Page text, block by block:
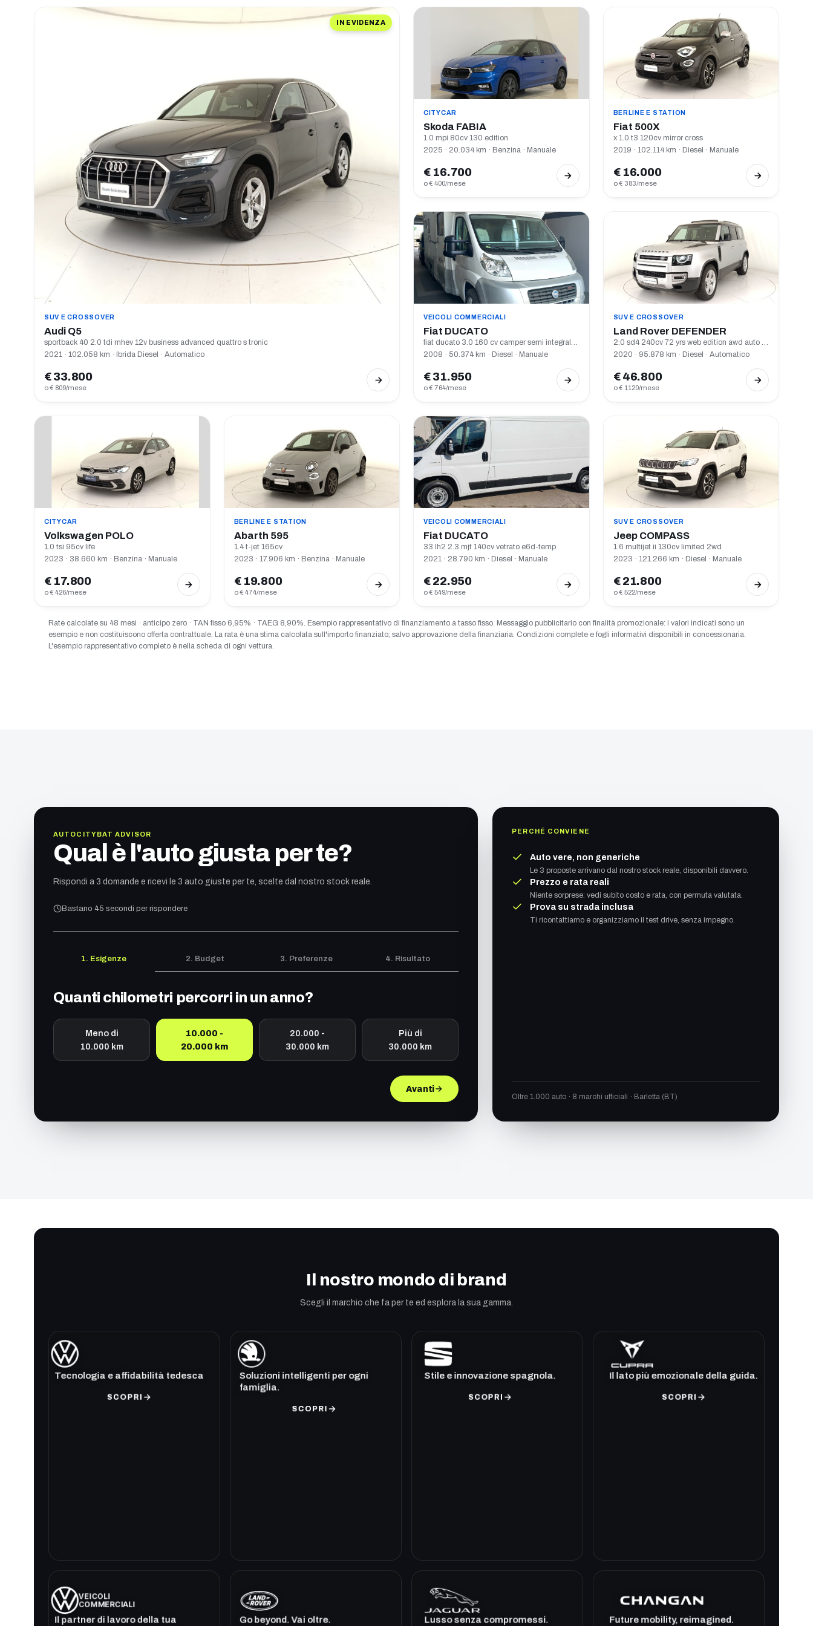
IN EVIDENZA
SUV E CROSSOVER
Audi Q5
sportback 40 2.0 tdi mhev 12v business advanced quattro s tronic
2021 · 102.058 km · Ibrida Diesel · Automatico
€ 33.800
o € 809/mese
CITYCAR
Skoda FABIA
1.0 mpi 80cv 130 edition
2025 · 20.034 km · Benzina · Manuale
€ 16.700
o € 400/mese
BERLINE E STATION
Fiat 500X
x 1.0 t3 120cv mirror cross
2019 · 102.114 km · Diesel · Manuale
€ 16.000
o € 383/mese
VEICOLI COMMERCIALI
Fiat DUCATO
fiat ducato 3.0 160 cv camper semi integrale giotti line sunny 100
2008 · 50.374 km · Diesel · Manuale
€ 31.950
o € 764/mese
SUV E CROSSOVER
Land Rover DEFENDER
2.0 sd4 240cv 72 yrs web edition awd auto 7p.ti
2020 · 95.878 km · Diesel · Automatico
€ 46.800
o € 1120/mese
CITYCAR
Volkswagen POLO
1.0 tsi 95cv life
2023 · 38.660 km · Benzina · Manuale
€ 17.800
o € 426/mese
BERLINE E STATION
Abarth 595
1.4 t-jet 165cv
2023 · 17.906 km · Benzina · Manuale
€ 19.800
o € 474/mese
VEICOLI COMMERCIALI
Fiat DUCATO
33 lh2 2.3 mjt 140cv vetrato e6d-temp
2021 · 28.790 km · Diesel · Manuale
€ 22.950
o € 549/mese
SUV E CROSSOVER
Jeep COMPASS
1.6 multijet ii 130cv limited 2wd
2023 · 121.266 km · Diesel · Manuale
€ 21.800
o € 522/mese
Rate calcolate su 48 mesi · anticipo zero · TAN fisso 6,95% · TAEG 8,90%. Esempio rappresentativo di finanziamento a tasso fisso. Messaggio pubblicitario con finalità promozionale: i valori indicati sono un
esempio e non costituiscono offerta contrattuale. La rata è una stima calcolata sull'importo finanziato; salvo approvazione della finanziaria. Condizioni complete e fogli informativi disponibili in concessionaria.
L'esempio rappresentativo completo è nella scheda di ogni vettura.
AUTOCITYBAT ADVISOR
Qual è l'auto giusta per te?
Rispondi a 3 domande e ricevi le 3 auto giuste per te, scelte dal nostro stock reale.
Bastano 45 secondi per rispondere
1. Esigenze 2. Budget 3. Preferenze 4. Risultato
Quanti chilometri percorri in un anno?
Meno di
10.000 km
10.000 -
20.000 km
20.000 -
30.000 km
Più di
30.000 km
Avanti
PERCHÉ CONVIENE
Auto vere, non generiche
Le 3 proposte arrivano dal nostro stock reale, disponibili davvero.
Prezzo e rata reali
Niente sorprese: vedi subito costo e rata, con permuta valutata.
Prova su strada inclusa
Ti ricontattiamo e organizziamo il test drive, senza impegno.
Oltre 1.000 auto · 8 marchi ufficiali · Barletta (BT)
Il nostro mondo di brand
Scegli il marchio che fa per te ed esplora la sua gamma.
Tecnologia e affidabilità tedesca
SCOPRI
Soluzioni intelligenti per ogni
famiglia.
SCOPRI
Stile e innovazione spagnola.
SCOPRI
Il lato più emozionale della guida.
SCOPRI
VEICOLI
COMMERCIALI
Il partner di lavoro della tua Go beyond. Vai oltre. Lusso senza compromessi. Future mobility, reimagined.